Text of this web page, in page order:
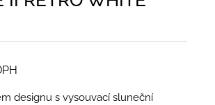
designu s vysouvací sluneční